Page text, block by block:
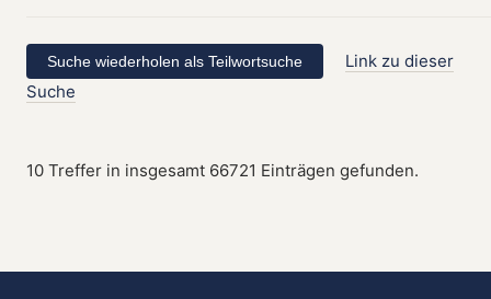
Link zu dieser
Suche
10 Treffer in insgesamt 66721 Einträgen gefunden.